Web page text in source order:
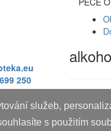
služeb,
s použitím
250
systems, s.r.o.